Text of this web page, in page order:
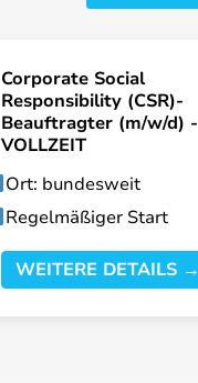
Corporate Social
Responsibility (CSR)-
Beauftragter (m/w/d) -
VOLLZEIT
Ort: bundesweit
Regelmäßiger Start
WEITERE DETAILS →